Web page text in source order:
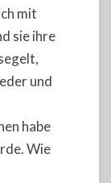
mit
sie ihre
und
habe
Wie